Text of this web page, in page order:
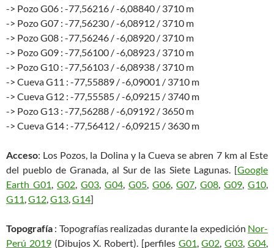
-> Pozo G06 : -77,56216 / -6,08840 / 3710 m
-> Pozo G07 : -77,56230 / -6,08912 / 3710 m
-> Pozo G08 : -77,56246 / -6,08920 / 3710 m
-> Pozo G09 : -77,56100 / -6,08923 / 3710 m
-> Pozo G10 : -77,56103 / -6,08938 / 3710 m
-> Cueva G11 : -77,55889 / -6,09001 / 3710 m
-> Cueva G12 : -77,55585 / -6,09215 / 3740 m
-> Pozo G13 : -77,56288 / -6,09192 / 3650 m
-> Cueva G14 : -77,56412 / -6,09215 / 3630 m
Acceso: Los Pozos, la Dolina y la Cueva se abren 7 km al Este
del pueblo de Granada, al Sur de las Siete Lagunas. [Google
Earth G01, G02, G03, G04, G05, G06, G07, G08, G09, G10,
G11,G12,G13,G14]
Topografía : Topografías realizadas durante la expedición Nor-
Perú 2019(Dibujos X. Robert). [perfiles G01,G02,G03,G04,